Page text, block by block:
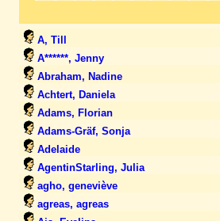
A, Till
A******, Jenny
Abraham, Nadine
Achtert, Daniela
Adams, Florian
Adams-Gräf, Sonja
Adelaide
AgentinStarling, Julia
agho, geneviève
agreas, agreas